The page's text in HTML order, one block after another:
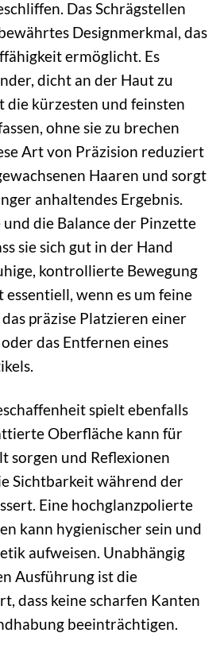
Das Schrägstellen
Designmerkmal, das
ermöglicht. Es
dicht an der Haut zu
die kürzesten und feinsten
ohne sie zu brechen
Art von Präzision reduziert
Haaren und sorgt
anhaltendes Ergebnis.
die Balance der Pinzette
sie sich gut in der Hand
kontrollierte Bewegung
wenn es um feine
präzise Platzieren einer
das Entfernen eines
spielt ebenfalls
Oberfläche kann für
sorgen und Reflexionen
Sichtbarkeit während der
Eine hochglanzpolierte
kann hygienischer sein und
aufweisen. Unabhängig
Ausführung ist die
dass keine scharfen Kanten
beeinträchtigen.